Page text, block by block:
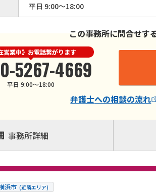
平日 9:00～18:00
この事務所に問合せす
営業中》お電話繋がります
5267-4669
平日 9:00～18:00
弁護士への相談の流れ
事務所詳細
浜市 (近隣エリア)